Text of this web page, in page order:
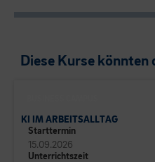
Diese Kurse
KI IM ARBEITSALLTAG
Starttermin
15.09.2026
Unterrichtszeit